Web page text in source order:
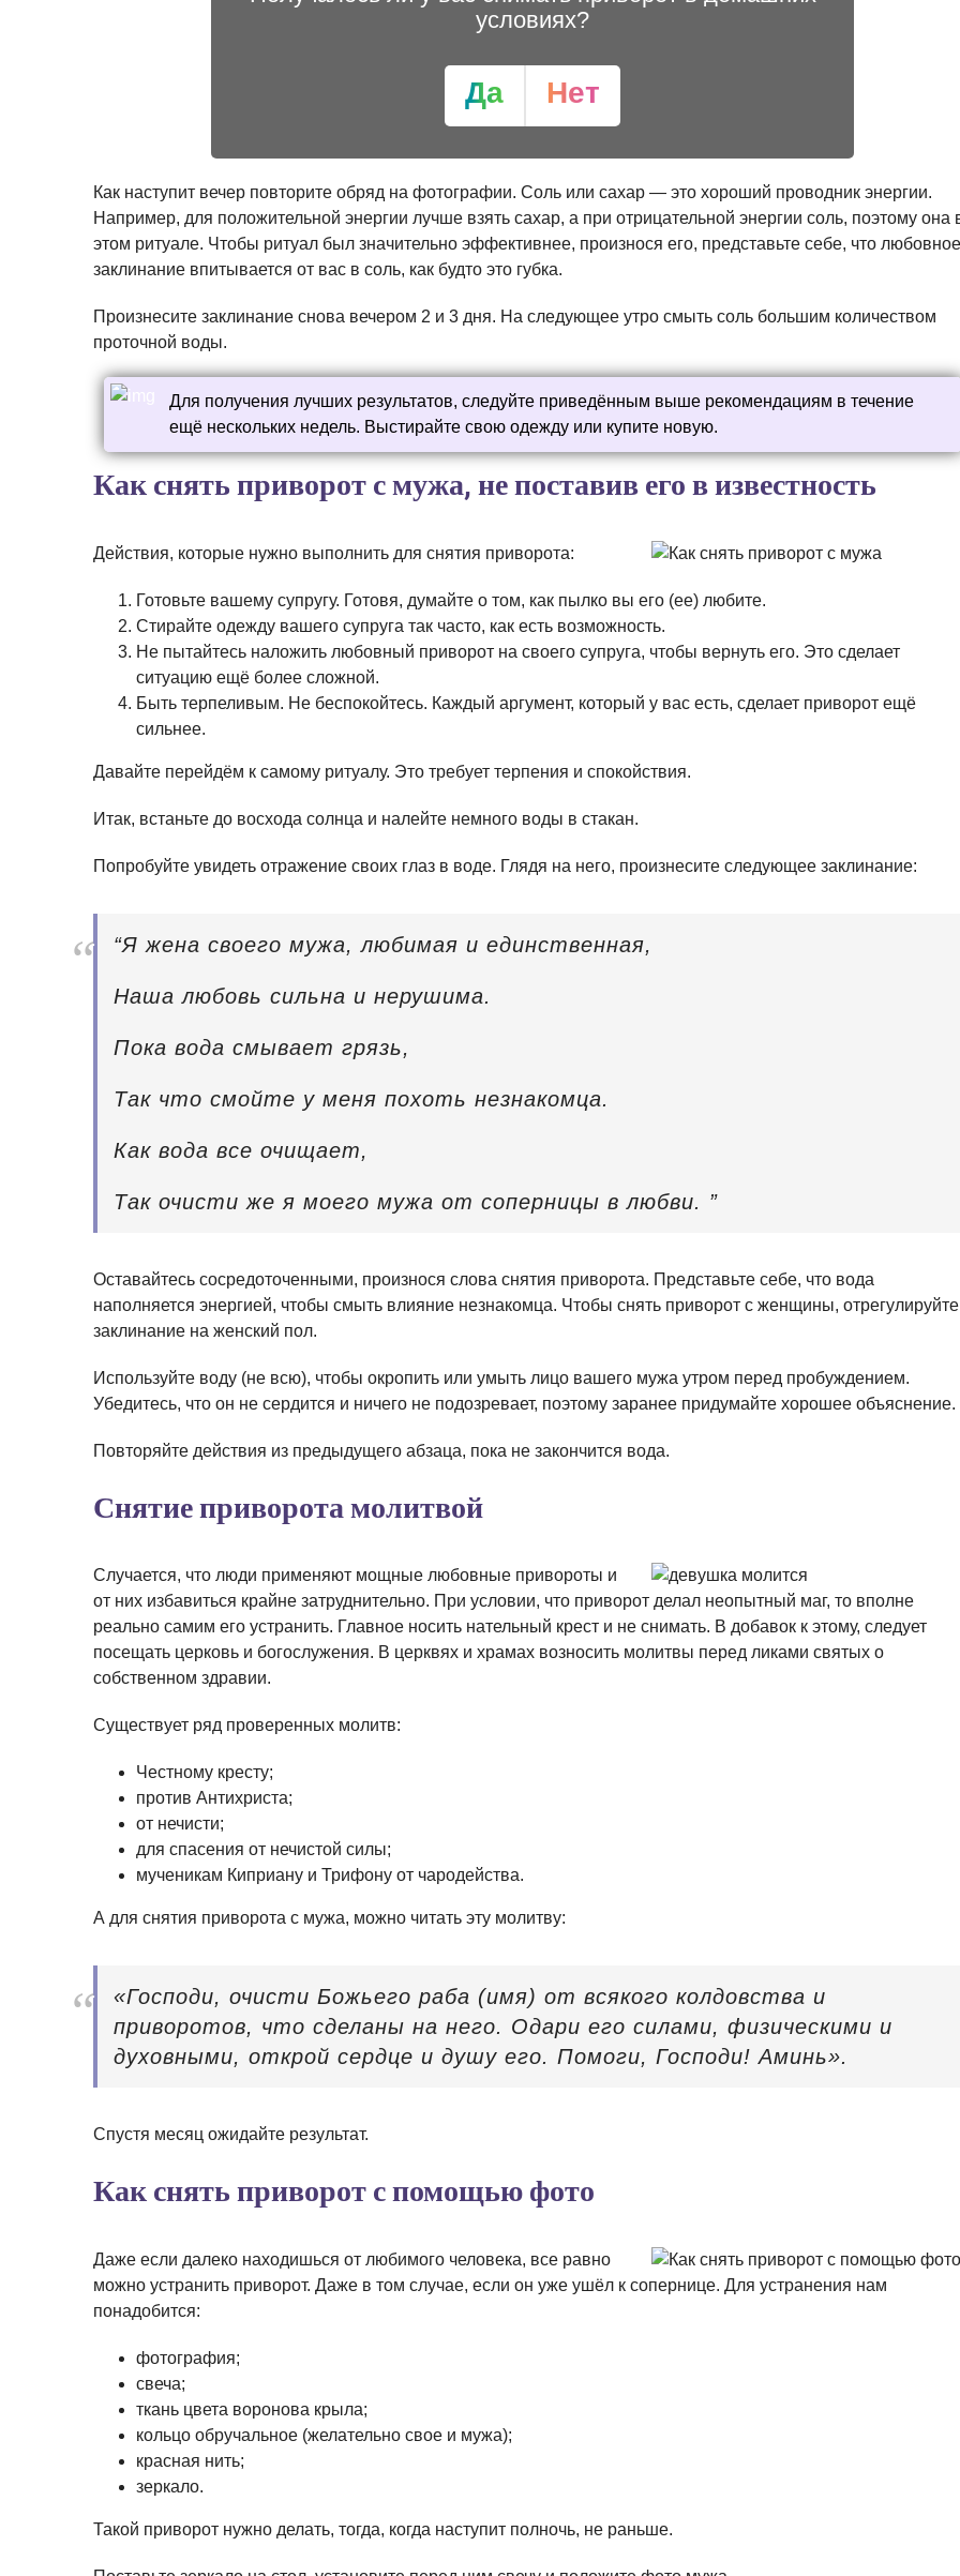
условиях?
Да Нет
Как наступит вечер повторите обряд на фотографии. Соль или сахар — это хороший проводник энергии.
Например, для положительной энергии лучше взять сахар, а при отрицательной энергии соль, поэтому она
этом ритуале. Чтобы ритуал был значительно эффективнее, произнося его, представьте себе, что любовное
заклинание впитывается от вас в соль, как будто это губка.
Произнесите заклинание снова вечером 2 и 3 дня. На следующее утро смыть соль большим количеством
проточной воды.
Для получения лучших результатов, следуйте приведённым выше рекомендациям в течение
ещё нескольких недель. Выстирайте свою одежду или купите новую.
Как снять приворот с мужа, не поставив его в известность
Действия, которые нужно выполнить для снятия приворота:
Готовьте вашему супругу. Готовя, думайте о том, как пылко вы его (ее) любите.
Стирайте одежду вашего супруга так часто, как есть возможность.
Не пытайтесь наложить любовный приворот на своего супруга, чтобы вернуть его. Это сделает
ситуацию ещё более сложной.
Быть терпеливым. Не беспокойтесь. Каждый аргумент, который у вас есть, сделает приворот ещё
сильнее.
Давайте перейдём к самому ритуалу. Это требует терпения и спокойствия.
Итак, встаньте до восхода солнца и налейте немного воды в стакан.
Попробуйте увидеть отражение своих глаз в воде. Глядя на него, произнесите следующее заклинание:
“Я жена своего мужа, любимая и единственная,
Наша любовь сильна и нерушима.
Пока вода смывает грязь,
Так что смойте у меня похоть незнакомца.
Как вода все очищает,
Так очисти же я моего мужа от соперницы в любви. ”
Оставайтесь сосредоточенными, произнося слова снятия приворота. Представьте себе, что вода
наполняется энергией, чтобы смыть влияние незнакомца. Чтобы снять приворот с женщины, отрегулируйте
заклинание на женский пол.
Используйте воду (не всю), чтобы окропить или умыть лицо вашего мужа утром перед пробуждением.
Убедитесь, что он не сердится и ничего не подозревает, поэтому заранее придумайте хорошее объяснение.
Повторяйте действия из предыдущего абзаца, пока не закончится вода.
Снятие приворота молитвой
Случается, что люди применяют мощные любовные привороты и
от них избавиться крайне затруднительно. При условии, что приворот делал неопытный маг, то вполне
реально самим его устранить. Главное носить нательный крест и не снимать. В добавок к этому, следует
посещать церковь и богослужения. В церквях и храмах возносить молитвы перед ликами святых о
собственном здравии.
Существует ряд проверенных молитв:
Честному кресту;
против Антихриста;
от нечисти;
для спасения от нечистой силы;
мученикам Киприану и Трифону от чародейства.
А для снятия приворота с мужа, можно читать эту молитву:
«Господи, очисти Божьего раба (имя) от всякого колдовства и
приворотов, что сделаны на него. Одари его силами, физическими и
духовными, открой сердце и душу его. Помоги, Господи! Аминь».
Спустя месяц ожидайте результат.
Как снять приворот с помощью фото
Даже если далеко находишься от любимого человека, все равно
можно устранить приворот. Даже в том случае, если он уже ушёл к сопернице. Для устранения нам
понадобится:
фотография;
свеча;
ткань цвета воронова крыла;
кольцо обручальное (желательно свое и мужа);
красная нить;
зеркало.
Такой приворот нужно делать, тогда, когда наступит полночь, не раньше.